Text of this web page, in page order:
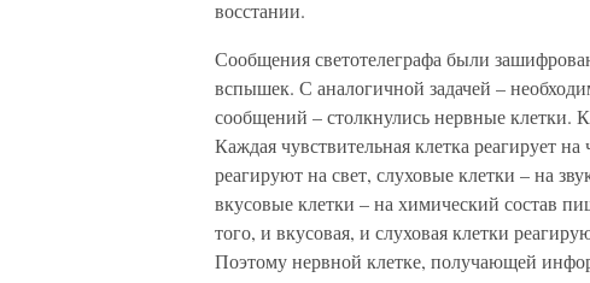
восстании.
Сообщения светотелеграфа были
вспышек. С аналогичной задачей –
сообщений – столкнулись нервные клетки.
Каждая чувствительная клетка реагирует
реагируют на свет, слуховые клетки – на
вкусовые клетки – на химический состав
того, и вкусовая, и слуховая клетки
Поэтому нервной клетке, получающей